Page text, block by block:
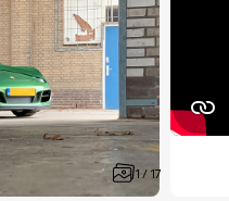
1 / 17